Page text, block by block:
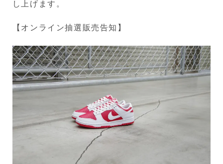
し上げます。
【オンライン抽選販売告知】